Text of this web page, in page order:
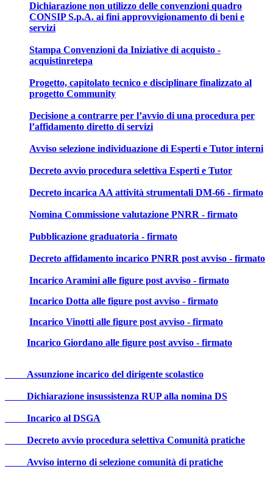
Dichiarazione non utilizzo delle convenzioni quadro
CONSIP S.p.A. ai fini approvvigionamento di beni e
servizi
Stampa Convenzioni da Iniziative di acquisto -
acquistinretepa
Progetto, capitolato tecnico e disciplinare finalizzato al
progetto Community
Decisione a contrarre per l’avvio di una procedura per
l’affidamento diretto di servizi
Avviso selezione individuazione di Esperti e Tutor interni
Decreto avvio procedura selettiva Esperti e Tutor
Decreto incarica AA attività strumentali DM-66 - firmato
Nomina Commissione valutazione PNRR - firmato
Pubblicazione graduatoria - firmato
Decreto affidamento incarico PNRR post avviso - firmato
Incarico Aramini alle figure post avviso - firmato
Incarico Dotta alle figure post avviso - firmato
Incarico Vinotti alle figure post avviso - firmato
Incarico Giordano alle figure post avviso - firmato
Assunzione incarico del dirigente scolastico
Dichiarazione insussistenza RUP alla nomina DS
Incarico al DSGA
Decreto avvio procedura selettiva Comunità pratiche
Avviso interno di selezione comunità di pratiche